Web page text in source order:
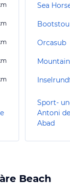
Sea
Orcasub
Sport-
Antoni
Abad
Beach